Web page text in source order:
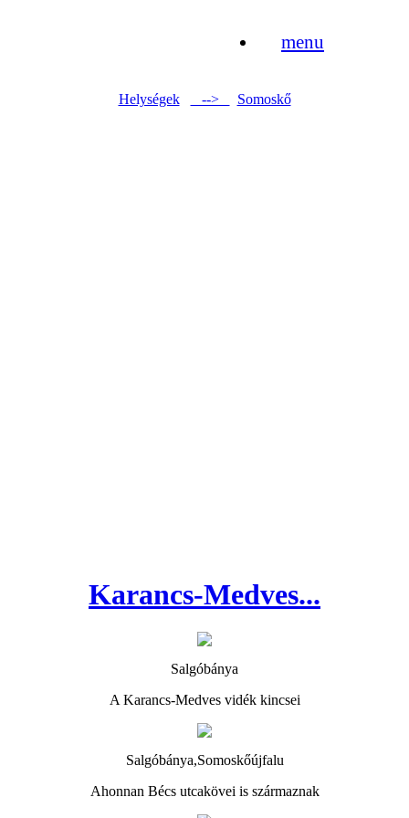
menu
Helységek --> Somoskő
Karancs-Medves...
Salgóbánya
A Karancs-Medves vidék kincsei
Salgóbánya,Somoskőújfalu
Ahonnan Bécs utcakövei is származnak